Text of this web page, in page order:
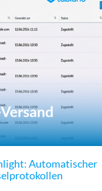
Automatischer